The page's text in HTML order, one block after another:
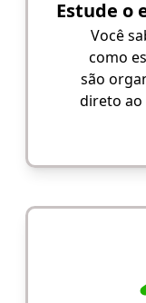
Estude o
Você
como
são
direto ao